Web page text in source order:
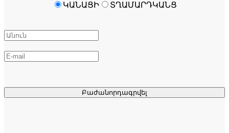
Բաժանորդագրվել
ԿԱՆԱՑԻ ՏՂԱՄԱՐԴԿԱՆՑ